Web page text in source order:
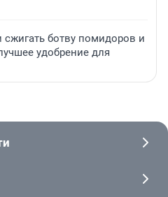
ботву помидоров и
удобрение для